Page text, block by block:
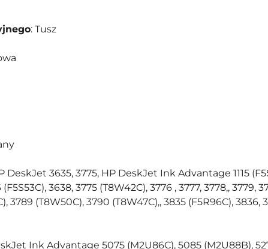
: Tusz
DeskJet 3635, 3775, HP DeskJet Ink Advantage 1115
3638, 3775 (T8W42C), 3776 , 3777, 3778,,
3789 (T8W50C), 3790 (T8W47C),, 3835 (F5R96C), 3836,
Ink Advantage 5075 (M2U86C), 5085 (M2U88B),